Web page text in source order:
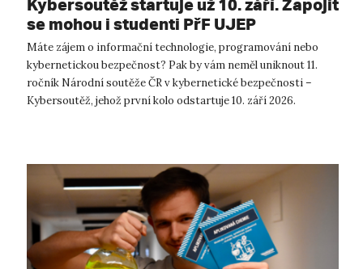
Kybersoutěž startuje už 10. září. Zapojit
se mohou i studenti PřF UJEP
Máte zájem o informační technologie, programování nebo
kybernetickou bezpečnost? Pak by vám neměl uniknout 11.
ročník Národní soutěže ČR v kybernetické bezpečnosti –
Kybersoutěž, jehož první kolo odstartuje 10. září 2026.